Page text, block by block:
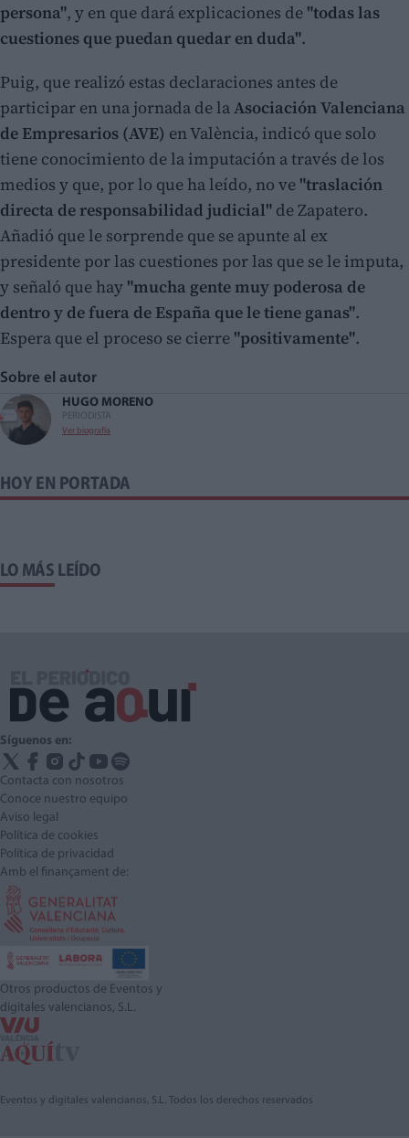
persona", y en que dará explicaciones de "todas las
cuestiones que puedan quedar en duda".
Puig, que realizó estas declaraciones antes de
participar en una jornada de laAsociación Valenciana
de Empresarios (AVE) en València, indicó que solo
tiene conocimiento de la imputación a través de los
medios y que, por lo que ha leído, no ve "traslación
directa de responsabilidad judicial" de Zapatero.
Añadió que le sorprende que se apunte al ex
presidente por las cuestiones por las que se le imputa,
y señaló que hay "mucha gente muy poderosa de
dentro y de fuera de España que le tiene ganas".
Espera que el proceso se cierre "positivamente".
Sobre el autor
HUGO MORENO
PERIODISTA
Ver biografía
HOY EN PORTADA
LO MÁS LEÍDO
Síguenos en:
Contacta con nosotros
Conoce nuestro equipo
Aviso legal
Política de cookies
Política de privacidad
Amb el finançament de:
Otros productos de Eventos y
digitales valencianos, S.L.
Eventos y digitales valencianos, S.L. Todos los derechos reservados